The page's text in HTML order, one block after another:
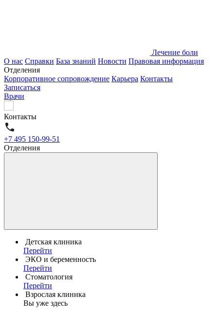
Лечение боли
О нас Справки База знаний Новости Правовая информация
Отделения
Корпоративное сопровождение Карьера Контакты
Записаться
Врачи
Контакты
+7 495 150-99-51
Отделения
Детская клиника
Перейти
ЭКО и беременность
Перейти
Стоматология
Перейти
Взрослая клиника
Вы уже здесь